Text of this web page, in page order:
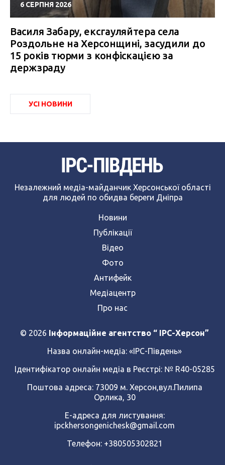
6 СЕРПНЯ 2026
Василя Забару, ексгауляйтера села
Роздольне на Херсонщині, засудили до
15 років тюрми з конфіскацією за
держзраду
УСІ НОВИНИ
Незалежний медіа-майданчик Херсонської області
для людей по обидва береги Дніпра
Новини
Публікації
Відео
Фото
Антифейк
Медіацентр
Про нас
© 2026 Інформаційне агентство “ IPC-Херсон”
Назва онлайн-медіа: «ІРС-Південь»
Ідентифікатор онлайн медіа в Реєстрі: № R40-05285
Поштова адреса: 73009 м. Херсон,вул.Пилипа
Орлика, 30
Е-адреса для листування:
ipckhersongenichesk@gmail.com
Телефон: +380505302821